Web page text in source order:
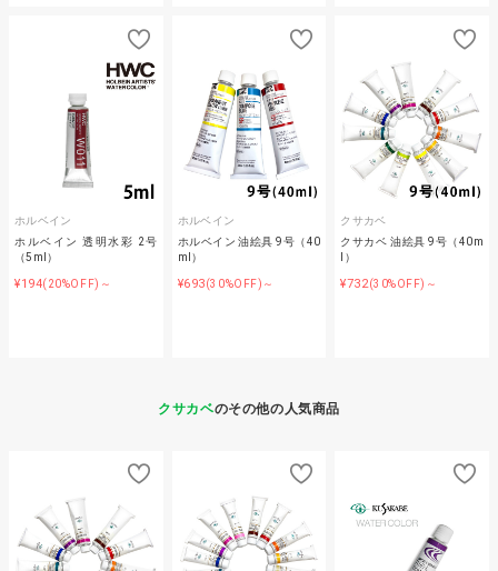
ホルベイン
ホルベイン 透明水彩 2号
（5ml）
¥194(20%OFF)～
ホルベイン
ホルベイン 油絵具 9号（40
ml）
¥693(30%OFF)～
クサカベ
クサカベ 油絵具 9号（40m
l）
¥732(30%OFF)～
クサカベのその他の人気商品